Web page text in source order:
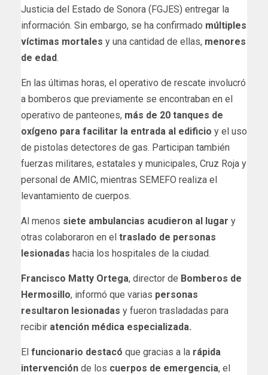
Justicia del Estado de Sonora (FGJES) entregar la
información. Sin embargo, se ha confirmado múltiples
víctimas mortales y una cantidad de ellas, menores
de edad.
En las últimas horas, el operativo de rescate involucró
a bomberos que previamente se encontraban en el
operativo de panteones, más de 20 tanques de
oxígeno para facilitar la entrada al edificio y el uso
de pistolas detectores de gas. Participan también
fuerzas militares, estatales y municipales, Cruz Roja y
personal de AMIC, mientras SEMEFO realiza el
levantamiento de cuerpos.
Al menos siete ambulancias acudieron al lugar y
otras colaboraron en el traslado de personas
lesionadas hacia los hospitales de la ciudad.
Francisco Matty Ortega, director de Bomberos de
Hermosillo, informó que varias personas
resultaron lesionadas y fueron trasladadas para
recibir atención médica especializada.
El funcionario destacó que gracias a la rápida
intervención de los cuerpos de emergencia, el